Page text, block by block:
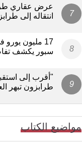
عرض عقاري
انتقاله إلى
17 مليون
سبور يكشف
"أقرب إلى
طرابزون تبهر
مواضيع الكتاب